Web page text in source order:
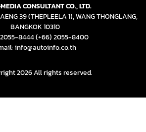
CONSULTANT CO., LTD.
39 (THEPLEELA 1), WANG THONGLANG,
BANGKOK 10310
8444(+66) 2055-8400
info@autoinfo.co.th
2026 All rights reserved.